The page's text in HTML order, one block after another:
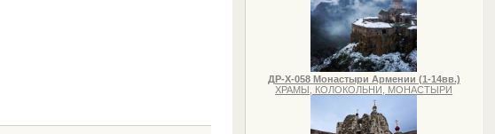
ДР-Х-058 Монастыри Армении (1-14вв.)
ХРАМЫ, КОЛОКОЛЬНИ, МОНАСТЫРИ